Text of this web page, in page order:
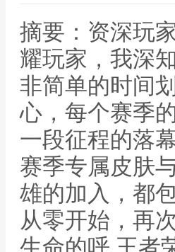
摘要：资深玩
耀玩家，我深
非简单的时间
心，每个赛季
一段征程的落
赛季专属皮肤
雄的加入，都
从零开始，再